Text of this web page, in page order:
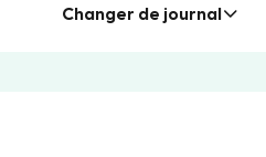
Changer de journal